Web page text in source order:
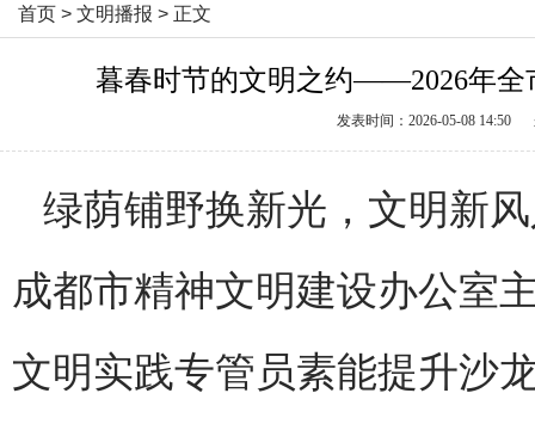
首页 > 文明播报 > 正文
暮春时节的文明之约——2026年全
发表时间：2026-05-08 14:50
绿荫铺野换新光，文明新
成都市精神文明建设办公室
文明实践专管员素能提升沙